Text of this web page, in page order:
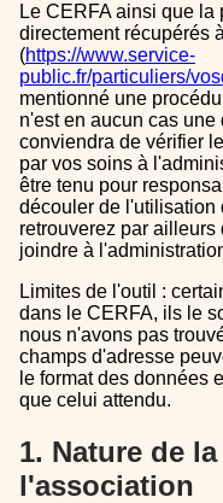
Le CERFA ainsi que la procédure peuvent être
directement récupérés
(https://www.service-
public.fr/particuliers/
mentionné une
n'est en aucun cas une
conviendra de vérifier
par vos soins à
être tenu pour
découler de l'utilisation
retrouverez par
joindre à
Limites de l'outil : certains champs sont un peu décalé
dans le CERFA, ils le
nous n'avons pas
champs d'adresse
le format des données
que celui attendu.
1. Nature de la modification de
l'association